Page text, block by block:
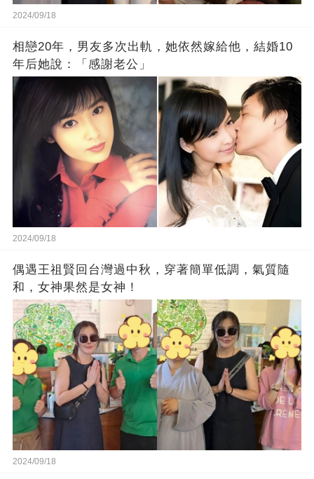
2024/09/18
相戀20年，男友多次出軌，她依然嫁給他，結婚10
年后她說：「感謝老公」
2024/09/18
偶遇王祖賢回台灣過中秋，穿著簡單低調，氣質隨
和，女神果然是女神！
2024/09/18